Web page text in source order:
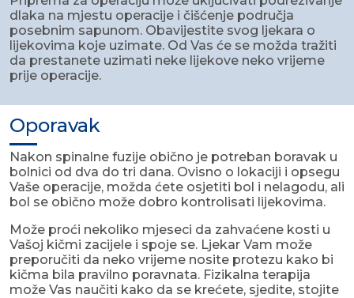
dlaka na mjestu operacije i čišćenje područja
posebnim sapunom. Obavijestite svog ljekara o
lijekovima koje uzimate. Od Vas će se možda tražiti
da prestanete uzimati neke lijekove neko vrijeme
prije operacije.
Oporavak
Nakon spinalne fuzije obično je potreban boravak u
bolnici od dva do tri dana. Ovisno o lokaciji i opsegu
Vaše operacije, možda ćete osjetiti bol i nelagodu, ali
bol se obično može dobro kontrolisati lijekovima.
Može proći nekoliko mjeseci da zahvaćene kosti u
Vašoj kičmi zacijele i spoje se. Ljekar Vam može
preporučiti da neko vrijeme nosite protezu kako bi
kičma bila pravilno poravnata. Fizikalna terapija
može Vas naučiti kako da se krećete, sjedite, stojite